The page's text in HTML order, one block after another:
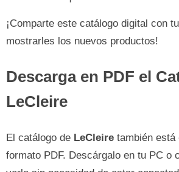
¡Comparte este catálogo digital con
mostrarles los nuevos productos!
Descarga en PDF el
LeCleire
El catálogo de LeCleire también está
formato PDF. Descárgalo en tu PC o